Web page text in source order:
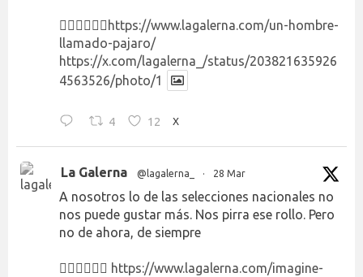
👉🏻👉🏻👉🏻 https://www.lagalerna.com/un-hombre-
llamado-pajaro/
https://x.com/lagalerna_/status/203821635926
4563526/photo/1
4 12 X
La Galerna @lagalerna_ · 28 Mar
A nosotros lo de las selecciones nacionales no
nos puede gustar más. Nos pirra ese rollo. Pero
no de ahora, de siempre
👉🏻👉🏻👉🏻 https://www.lagalerna.com/imagine-